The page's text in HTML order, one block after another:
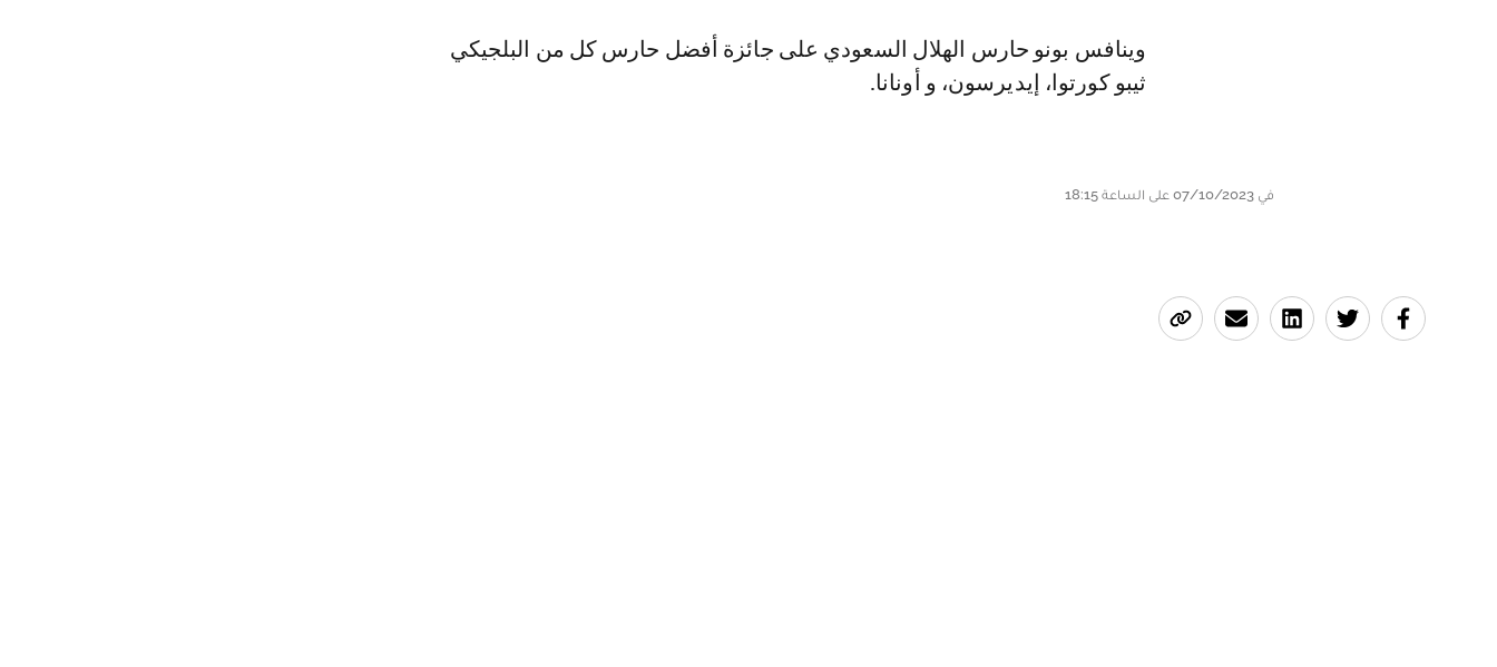
وينافس بونو حارس الهلال السعودي على جائزة أفضل حارس كل من البلجيكي
ثيبو كورتوا، إيديرسون، و أونانا.
في 07/10/2023 على الساعة 18:15